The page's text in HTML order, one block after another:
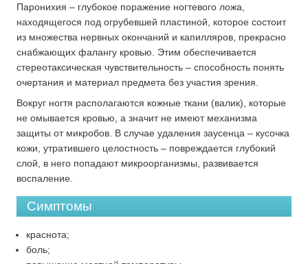
Паронихия – глубокое поражение ногтевого ложа,
находящегося под огрубевшей пластиной, которое состоит
из множества нервных окончаний и капилляров, прекрасно
снабжающих фалангу кровью. Этим обеспечивается
стереотаксическая чувствительность – способность понять
очертания и материал предмета без участия зрения.
Вокруг ногтя располагаются кожные ткани (валик), которые
не омывается кровью, а значит не имеют механизма
защиты от микробов. В случае удаления заусенца – кусочка
кожи, утратившего целостность – повреждается глубокий
слой, в него попадают микроорганизмы, развивается
воспаление.
Симптомы
краснота;
боль;